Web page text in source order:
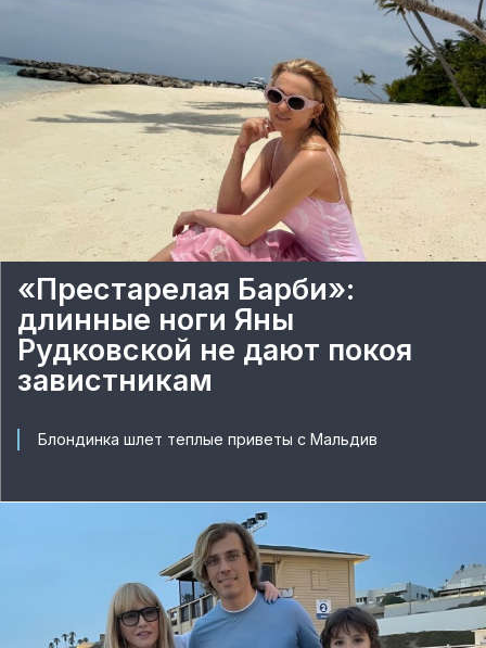
«Престарелая Барби»:
длинные ноги Яны
Рудковской не дают покоя
завистникам
Блондинка шлет теплые приветы с Мальдив